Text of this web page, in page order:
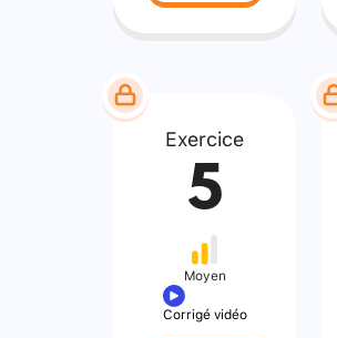
Exercice
5
Moyen
Corrigé vidéo